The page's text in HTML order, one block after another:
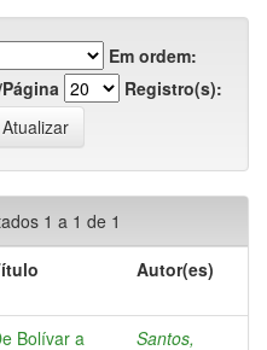
Em ordem:
Registro(s):
1 a 1 de 1
Autor(es)
Bolívar a Santos,